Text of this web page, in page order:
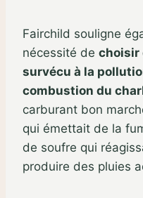
Fairchild souligne
nécessité de choisir
survécu à la
combustion du
carburant bon
qui émettait de la
de soufre qui
produire des pluies